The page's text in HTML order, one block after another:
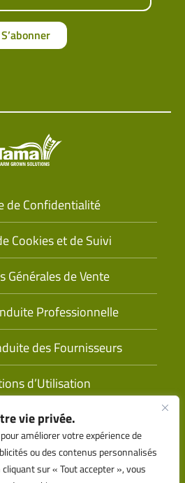
vie privée.
améliorer votre expérience de
ou des contenus personnalisés
sur « Tout accepter », vous
S’abonner
de Confidentialité
Cookies et de Suivi
Générales de Vente
Professionnelle
des Fournisseurs
d’Utilisation